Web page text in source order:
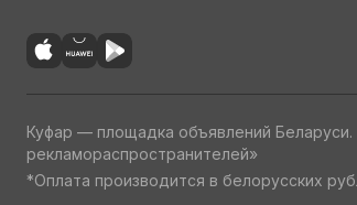
Куфар — площадка объявлений
рекламораспространителей»
*Оплата производится в белорусских